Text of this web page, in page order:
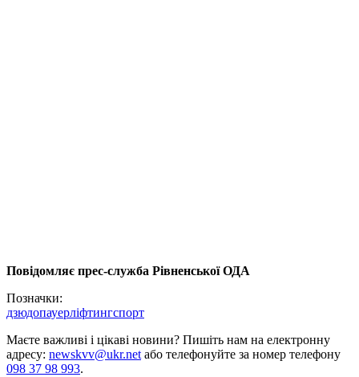
Повідомляє прес-служба Рівненської ОДА
Позначки:
дзюдопауерліфтингспорт
Маєте важливі і цікаві новини? Пишіть нам на електронну
адресу: newskvv@ukr.netабо телефонуйте за номер телефону
098 37 98 993.